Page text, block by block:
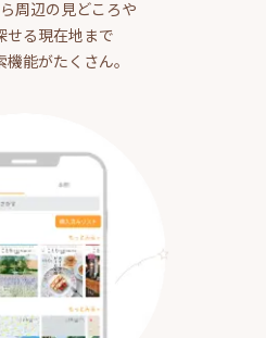
周辺の見どころや
せる現在地まで
能がたくさん。